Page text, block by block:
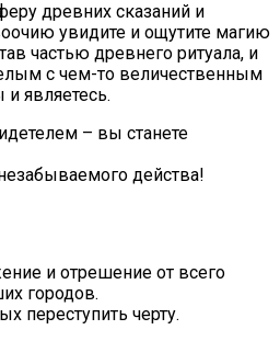
древних сказаний и
увидите и ощутите магию
частью древнего ритуала, и
с чем-то величественным
являетесь.
– вы станете
действа!
и отрешение от всего
городов.
переступить черту.